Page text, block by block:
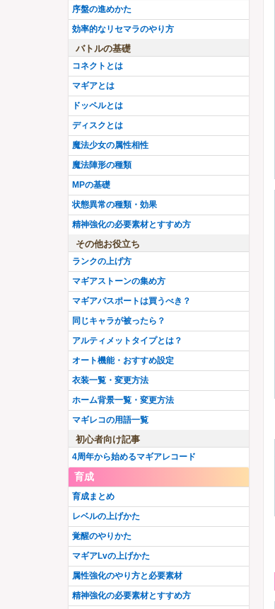
究極まどか先輩
ミヌゥ
紅晴結菜
まどか・いろは
昴かずみ
アニメいろは
F織莉子
真井あかり
灯花・ねむ聖夜ver.
アシュリー
魔女イザボー
里見那由他
入名クシュ
三浦旭
イザボー
黒江
悪魔ほむらちゃん
水着黒江
序盤の進めかた
効率的なリセマラのやり方
バトルの基礎
コネクトとは
マギアとは
ドッペルとは
ディスクとは
魔法少女の属性相性
魔法陣形の種類
MPの基礎
状態異常の種類・効果
精神強化の必要素材とすすめ方
その他お役立ち
ランクの上げ方
マギアストーンの集め方
マギアパスポートは買うべき？
同じキャラが被ったら？
アルティメットタイプとは？
オート機能・おすすめ設定
衣装一覧・変更方法
ホーム背景一覧・変更方法
マギレコの用語一覧
初心者向け記事
4周年から始めるマギアレコード
育成
育成まとめ
レベルの上げかた
覚醒のやりかた
マギアLvの上げかた
属性強化のやり方と必要素材
精神強化の必要素材とすすめ方